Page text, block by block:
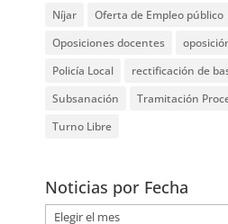
Níjar
Oferta de Empleo público
Oposiciones docentes
Policía Local
rectificación de
Subsanación
Tramitación
Turno Libre
Noticias por Fecha
Noticias